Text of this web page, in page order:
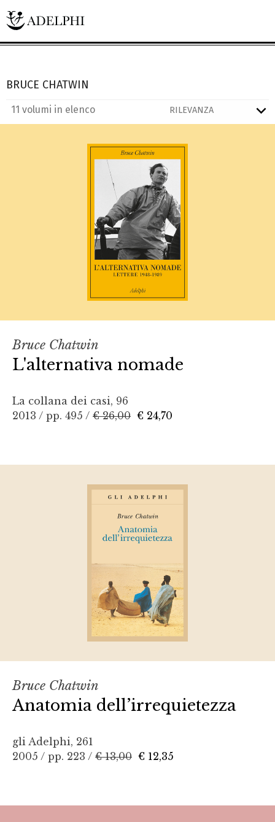
BRUCE CHATWIN
11 volumi in elenco
Bruce Chatwin
L'alternativa nomade
La collana dei casi, 96
2013 / pp. 495 / € 26,00 € 24,70
Bruce Chatwin
Anatomia dell’irrequietezza
gli Adelphi, 261
2005 / pp. 223 / € 13,00 € 12,35